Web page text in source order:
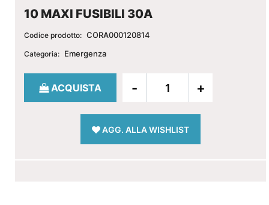
10 MAXI FUSIBILI 30A
Codice prodotto: CORA000120814
Categoria: Emergenza
Quantità
ACQUISTA
AGG. ALLA WISHLIST